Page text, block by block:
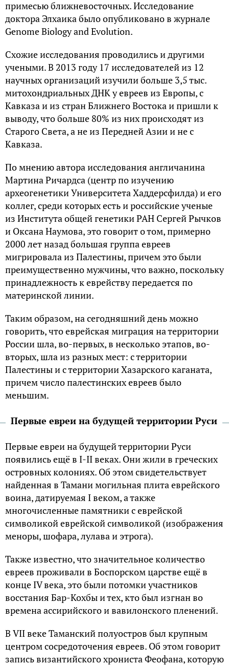
примесью ближневосточных. Исследование
доктора Элхаика было опубликовано в журнале
Genome Biology and Evolution.
Схожие исследования проводились и другими
учеными. В 2013 году 17 исследователей из 12
научных организаций изучили больше 3,5 тыс.
митохондриальных ДНК у евреев из Европы, с
Кавказа и из стран Ближнего Востока и пришли к
выводу, что больше 80% из них происходят из
Старого Света, а не из Передней Азии и не с
Кавказа.
По мнению автора исследования англичанина
Мартина Ричардса (центр по изучению
археогенетики Университета Хаддерсфилда) и его
коллег, среди которых есть и российские ученые
из Института общей генетики РАН Сергей Рычков
и Оксана Наумова, это говорит о том, примерно
2000 лет назад большая группа евреев
мигрировала из Палестины, причем это были
преимущественно мужчины, что важно, поскольку
принадлежность к еврейству передается по
материнской линии.
Таким образом, на сегодняшний день можно
говорить, что еврейская миграция на территории
России шла, во-первых, в несколько этапов, во-
вторых, шла из разных мест: с территории
Палестины и с территории Хазарского каганата,
причем число палестинских евреев было
меньшим.
Первые евреи на будущей территории Руси
Первые евреи на будущей территории Руси
появились ещё в I-II веках. Они жили в греческих
островных колониях. Об этом свидетельствует
найденная в Тамани могильная плита еврейского
воина, датируемая I веком, а также
многочисленные памятники с еврейской
символикой еврейской символикой (изображения
меноры, шофара, лулава и этрога).
Также известно, что значительное количество
евреев проживали в Боспорском царстве ещё в
конце IV века, это были потомки участников
восстания Бар-Кохбы и тех, кто был изгнан во
времена ассирийского и вавилонского пленений.
В VII веке Таманский полуостров был крупным
центром сосредоточения евреев. Об этом говорит
запись византийского хрониста Феофана, которую